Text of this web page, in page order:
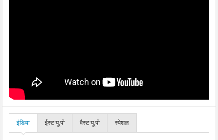
इंडिया ईस्ट यू.पी वैस्ट यू.पी स्पेशल